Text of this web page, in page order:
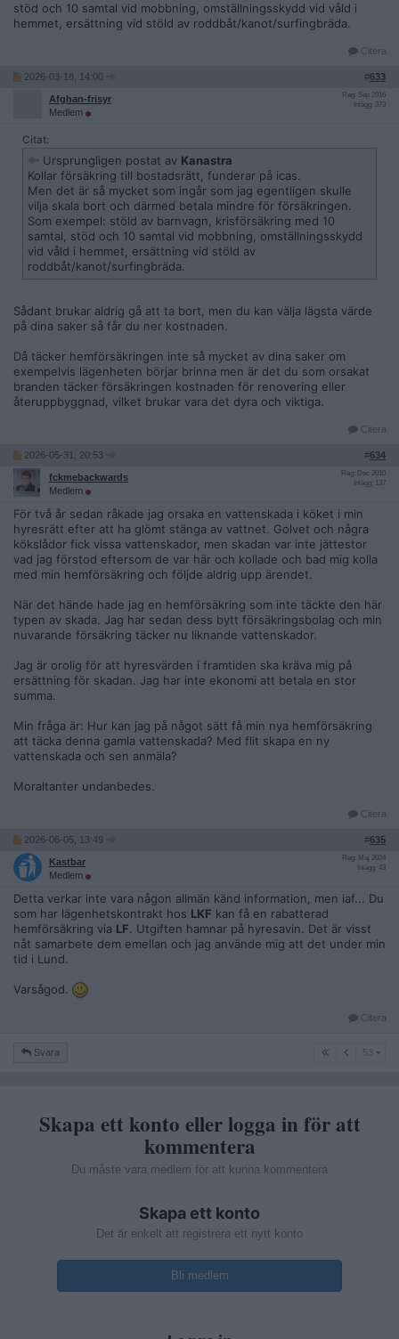
stöd och 10 samtal vid mobbning, omställningsskydd vid våld i
hemmet, ersättning vid stöld av roddbåt/kanot/surfingbräda.
Citera
2026-03-18, 14:00 #633
Afghan-frisyr
Medlem
Reg: Sep 2016
Inlägg: 373
Citat:
Ursprungligen postat av Kanastra
Kollar försäkring till bostadsrätt, funderar på icas.
Men det är så mycket som ingår som jag egentligen skulle
vilja skala bort och därmed betala mindre för försäkringen.
Som exempel: stöld av barnvagn, krisförsäkring med 10
samtal, stöd och 10 samtal vid mobbning, omställningsskydd
vid våld i hemmet, ersättning vid stöld av
roddbåt/kanot/surfingbräda.
Sådant brukar aldrig gå att ta bort, men du kan välja lägsta värde
på dina saker så får du ner kostnaden.
Då täcker hemförsäkringen inte så mycket av dina saker om
exempelvis lägenheten börjar brinna men är det du som orsakat
branden täcker försäkringen kostnaden för renovering eller
återuppbyggnad, vilket brukar vara det dyra och viktiga.
Citera
2026-05-31, 20:53 #634
fckmebackwards
Medlem
Reg: Dec 2010
Inlägg: 137
För två år sedan råkade jag orsaka en vattenskada i köket i min
hyresrätt efter att ha glömt stänga av vattnet. Golvet och några
kökslådor fick vissa vattenskador, men skadan var inte jättestor
vad jag förstod eftersom de var här och kollade och bad mig kolla
med min hemförsäkring och följde aldrig upp ärendet.
När det hände hade jag en hemförsäkring som inte täckte den här
typen av skada. Jag har sedan dess bytt försäkringsbolag och min
nuvarande försäkring täcker nu liknande vattenskador.
Jag är orolig för att hyresvärden i framtiden ska kräva mig på
ersättning för skadan. Jag har inte ekonomi att betala en stor
summa.
Min fråga är: Hur kan jag på något sätt få min nya hemförsäkring
att täcka denna gamla vattenskada? Med flit skapa en ny
vattenskada och sen anmäla?
Moraltanter undanbedes.
Citera
2026-06-05, 13:49 #635
Kastbar
Medlem
Reg: Maj 2024
Inlägg: 43
Detta verkar inte vara någon allmän känd information, men iaf... Du
som har lägenhetskontrakt hos LKF kan få en rabatterad
hemförsäkring via LF. Utgiften hamnar på hyresavin. Det är visst
nåt samarbete dem emellan och jag använde mig att det under min
tid i Lund.
Varsågod.
Citera
Svara 53 53
Skapa ett konto eller logga in för att
kommentera
Du måste vara medlem för att kunna kommentera
Skapa ett konto
Det är enkelt att registrera ett nytt konto
Bli medlem